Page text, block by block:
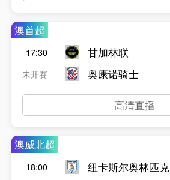
澳首超
17:30
未开赛
甘加林联
奥康诺骑士
高清直播
澳威北超
18:00
纽卡斯尔奥林匹克